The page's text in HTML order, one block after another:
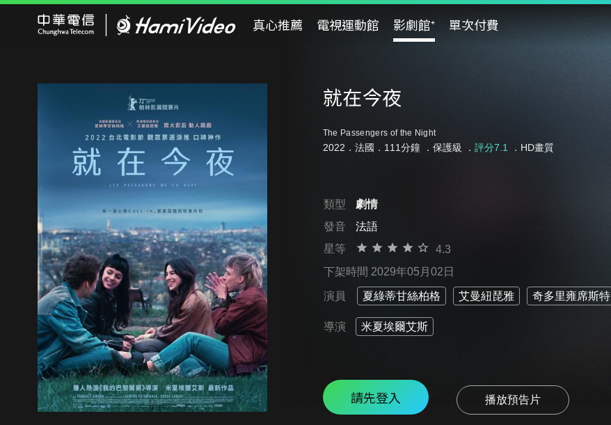
真心推薦 電視運動館 影劇館⁺ 單次付費
就在今夜
The Passengers of the Night
2022．法國．111分鐘 ． 保護級 ． 評分7.1 ．HD畫質
類型
劇情
發音
法語
星等
4.3
下架時間 2029年05月02日
演員 夏綠蒂甘絲柏格 艾曼紐琵雅 奇多里雍席斯特
導演 米夏埃爾艾斯
請先登入 播放預告片